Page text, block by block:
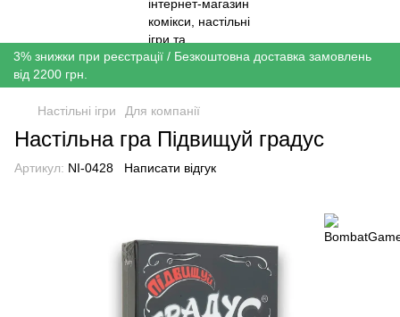
3% знижки при реєстрації / Безкоштовна доставка замовлень
від 2200 грн.
Настільні ігри Для компанії
Настільна гра Підвищуй градус
Артикул: NI-0428 Написати відгук